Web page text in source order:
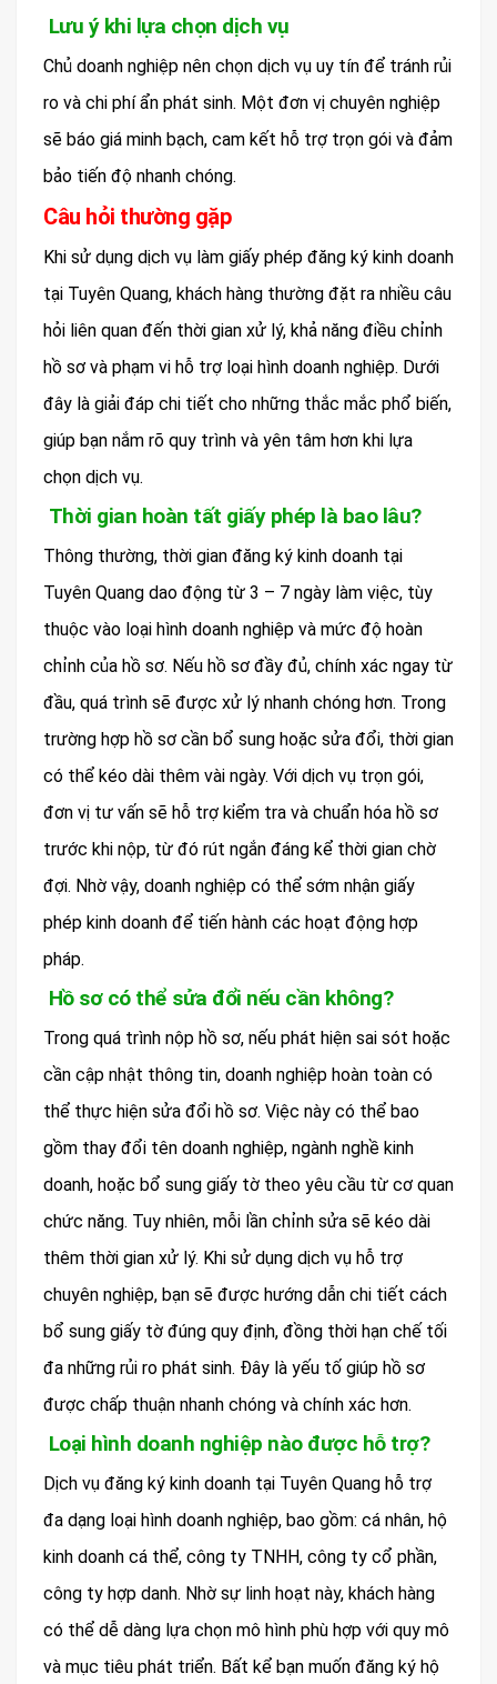
Lưu ý khi lựa chọn dịch vụ
Chủ doanh nghiệp nên chọn dịch vụ uy tín để tránh rủi
ro và chi phí ẩn phát sinh. Một đơn vị chuyên nghiệp
sẽ báo giá minh bạch, cam kết hỗ trợ trọn gói và đảm
bảo tiến độ nhanh chóng.
Câu hỏi thường gặp
Khi sử dụng dịch vụ làm giấy phép đăng ký kinh doanh
tại Tuyên Quang, khách hàng thường đặt ra nhiều câu
hỏi liên quan đến thời gian xử lý, khả năng điều chỉnh
hồ sơ và phạm vi hỗ trợ loại hình doanh nghiệp. Dưới
đây là giải đáp chi tiết cho những thắc mắc phổ biến,
giúp bạn nắm rõ quy trình và yên tâm hơn khi lựa
chọn dịch vụ.
Thời gian hoàn tất giấy phép là bao lâu?
Thông thường, thời gian đăng ký kinh doanh tại
Tuyên Quang dao động từ 3 – 7 ngày làm việc, tùy
thuộc vào loại hình doanh nghiệp và mức độ hoàn
chỉnh của hồ sơ. Nếu hồ sơ đầy đủ, chính xác ngay từ
đầu, quá trình sẽ được xử lý nhanh chóng hơn. Trong
trường hợp hồ sơ cần bổ sung hoặc sửa đổi, thời gian
có thể kéo dài thêm vài ngày. Với dịch vụ trọn gói,
đơn vị tư vấn sẽ hỗ trợ kiểm tra và chuẩn hóa hồ sơ
trước khi nộp, từ đó rút ngắn đáng kể thời gian chờ
đợi. Nhờ vậy, doanh nghiệp có thể sớm nhận giấy
phép kinh doanh để tiến hành các hoạt động hợp
pháp.
Hồ sơ có thể sửa đổi nếu cần không?
Trong quá trình nộp hồ sơ, nếu phát hiện sai sót hoặc
cần cập nhật thông tin, doanh nghiệp hoàn toàn có
thể thực hiện sửa đổi hồ sơ. Việc này có thể bao
gồm thay đổi tên doanh nghiệp, ngành nghề kinh
doanh, hoặc bổ sung giấy tờ theo yêu cầu từ cơ quan
chức năng. Tuy nhiên, mỗi lần chỉnh sửa sẽ kéo dài
thêm thời gian xử lý. Khi sử dụng dịch vụ hỗ trợ
chuyên nghiệp, bạn sẽ được hướng dẫn chi tiết cách
bổ sung giấy tờ đúng quy định, đồng thời hạn chế tối
đa những rủi ro phát sinh. Đây là yếu tố giúp hồ sơ
được chấp thuận nhanh chóng và chính xác hơn.
Loại hình doanh nghiệp nào được hỗ trợ?
Dịch vụ đăng ký kinh doanh tại Tuyên Quang hỗ trợ
đa dạng loại hình doanh nghiệp, bao gồm: cá nhân, hộ
kinh doanh cá thể, công ty TNHH, công ty cổ phần,
công ty hợp danh. Nhờ sự linh hoạt này, khách hàng
có thể dễ dàng lựa chọn mô hình phù hợp với quy mô
và mục tiêu phát triển. Bất kể bạn muốn đăng ký hộ